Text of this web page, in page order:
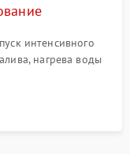
интенсивного
нагрева воды
шумов,
в поддоне.